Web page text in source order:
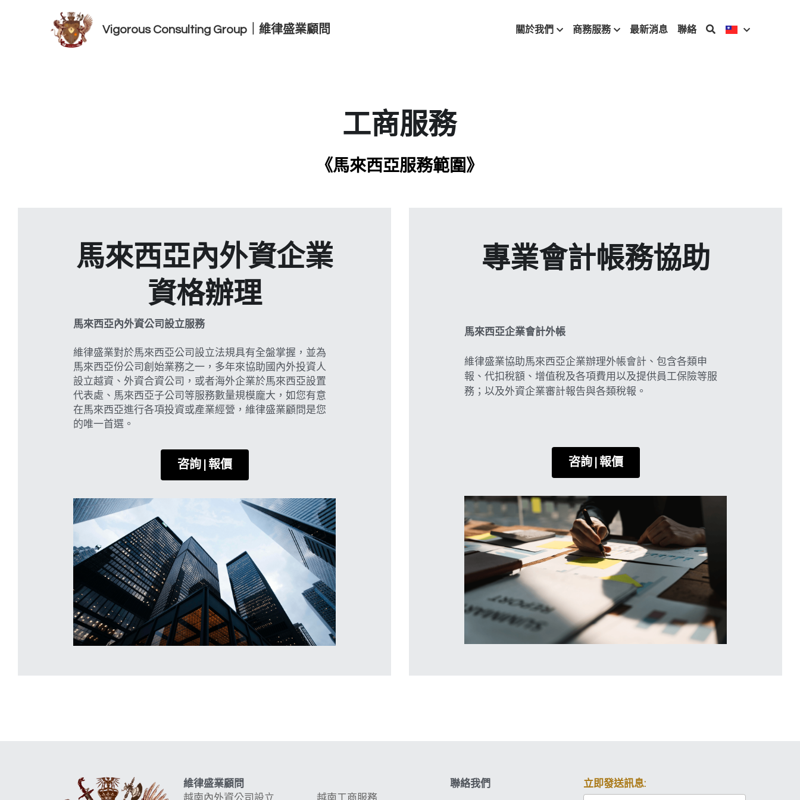
Vigorous Consulting Group｜維律盛業顧問 關於我們 商務服務 最新消息 聯絡
工商服務
《馬來西亞服務範圍》
馬來西亞內外資企業
資格辦理
馬來西亞內外資公司設立服務
維律盛業對於馬來西亞公司設立法規具有全盤掌握，並為
馬來西亞份公司創始業務之一，多年來協助國內外投資人
設立越資、外資合資公司，或者海外企業於馬來西亞設置
代表處、馬來西亞子公司等服務數量規模龐大，如您有意
在馬來西亞進行各項投資或產業經營，維律盛業顧問是您
的唯一首選。
咨詢 | 報價
專業會計帳務協助
馬來西亞企業會計外帳
維律盛業協助馬來西亞企業辦理外帳會計、包含各類申
報、代扣稅額、增值稅及各項費用以及提供員工保險等服
務；以及外資企業審計報告與各類稅報。
咨詢 | 報價
維律盛業顧問
聯絡我們 立即發送訊息: